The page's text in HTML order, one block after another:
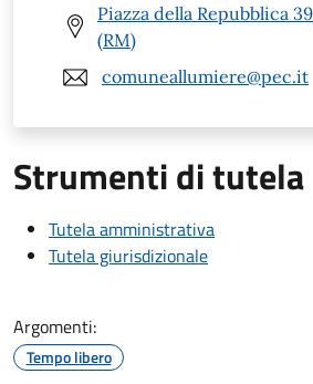
Piazza della Repubblica
(RM)
comuneallumiere@pec.it
Strumenti di tutela
Tutela amministrativa
Tutela giurisdizionale
Argomenti:
Tempo libero